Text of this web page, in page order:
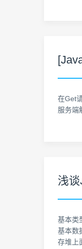
在Get
服务
浅
基本类
基本数
存堆上